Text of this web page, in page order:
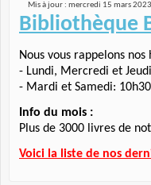
Mis à jour : mercredi 15 mars
Bibliothèque
Nous vous rappelons nos
- Lundi, Mercredi et
- Mardi et Samedi:
Info du mois :
Plus de 3000 livres de
Voici la liste de nos